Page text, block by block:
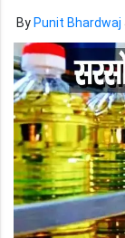
By Punit Bhardwaj